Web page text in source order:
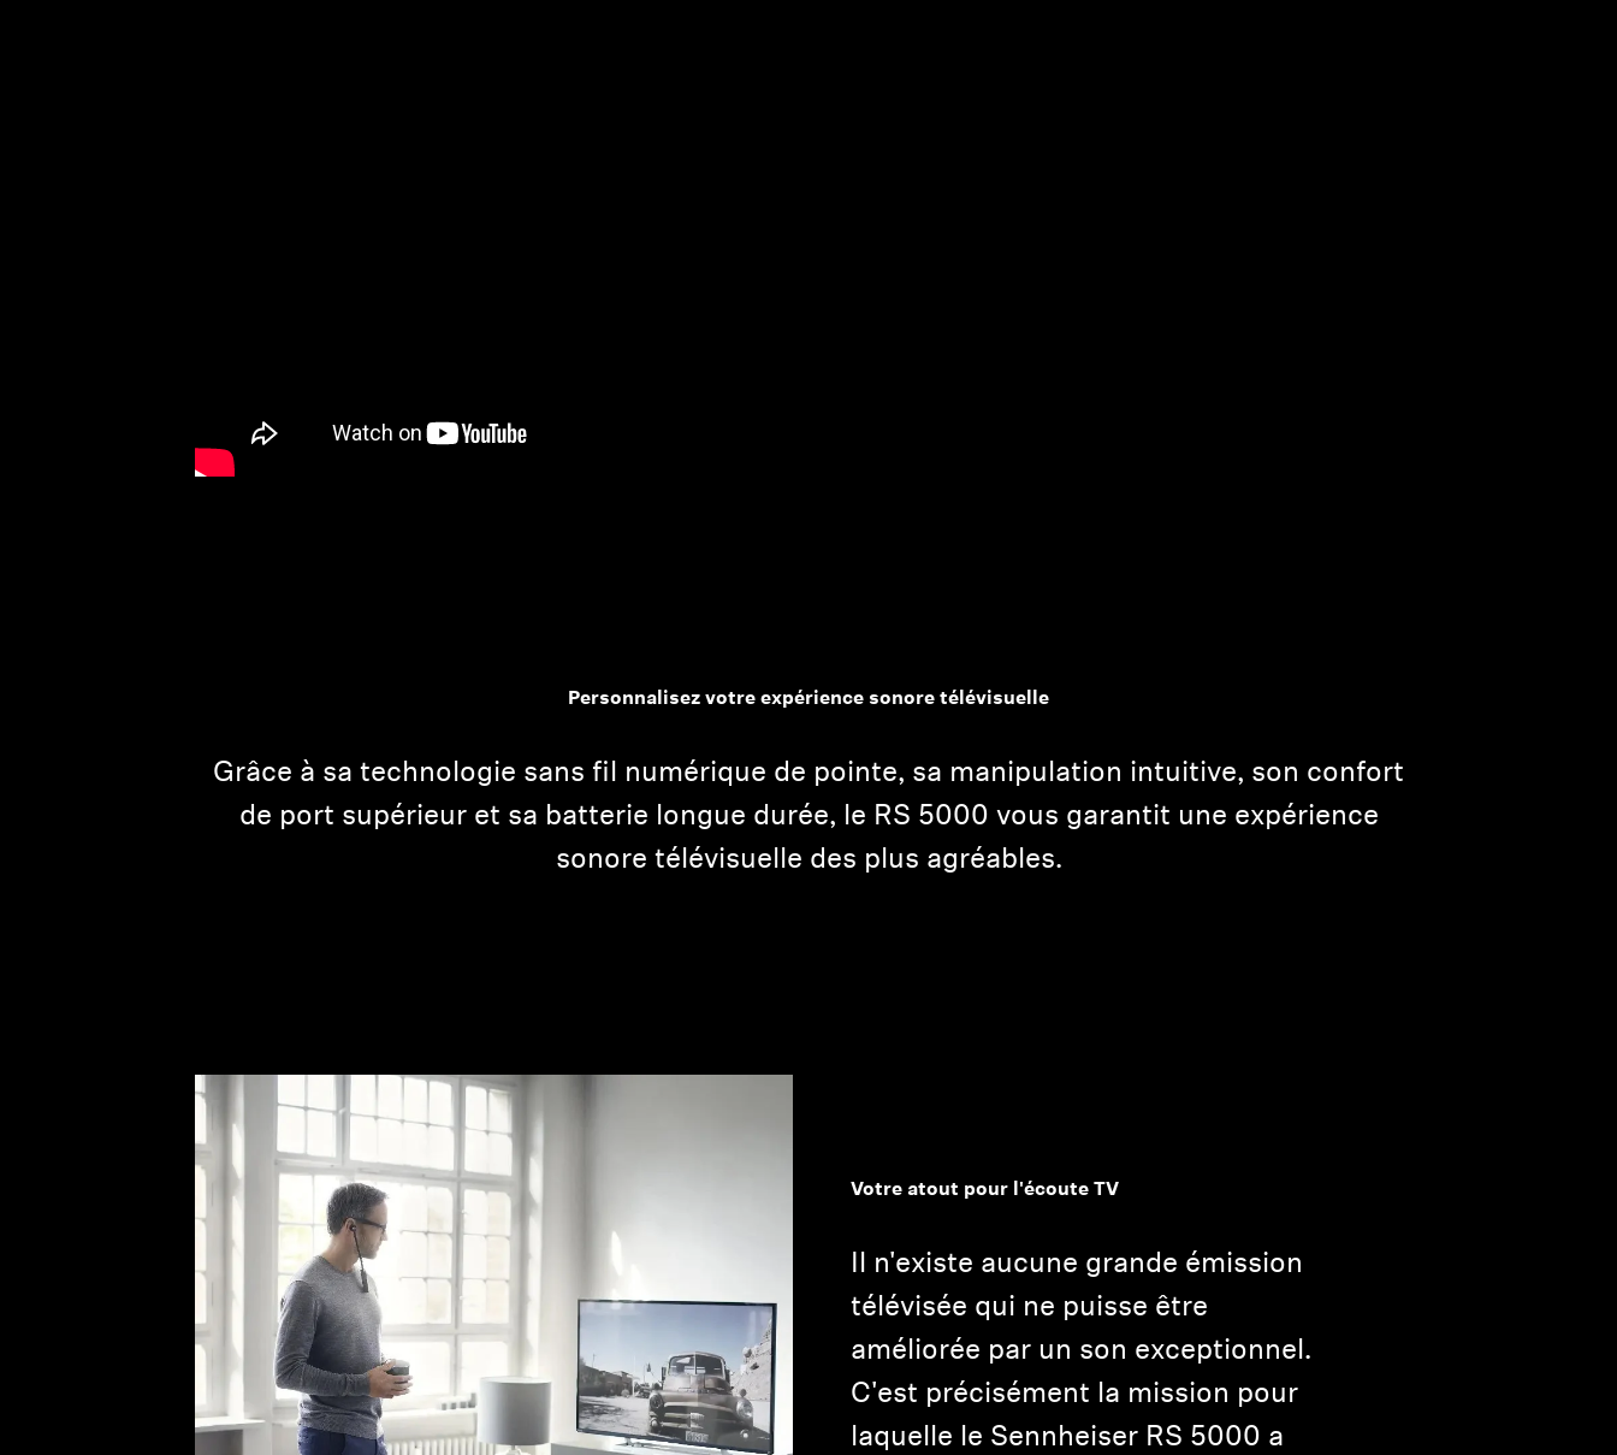
Personnalisez votre expérience sonore télévisuelle
Grâce à sa technologie sans fil numérique de pointe, sa manipulation intuitive, son confort
de port supérieur et sa batterie longue durée, le RS 5000 vous garantit une expérience
sonore télévisuelle des plus agréables.
Votre atout pour l'écoute TV
Il n'existe aucune grande émission
télévisée qui ne puisse être
améliorée par un son exceptionnel.
C'est précisément la mission pour
laquelle le Sennheiser RS 5000 a
Connexion requise
Connectez-vous à votre compte pour ajouter des produits à
votre liste de souhaits et afficher vos articles précédemment